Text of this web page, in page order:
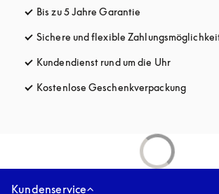
Bis zu 5 Jahre Garantie
Sichere und flexible
Kundendienst rund um die Uhröffnet sich
Kostenlose Geschenkverpackungöffnet
Kundenservice